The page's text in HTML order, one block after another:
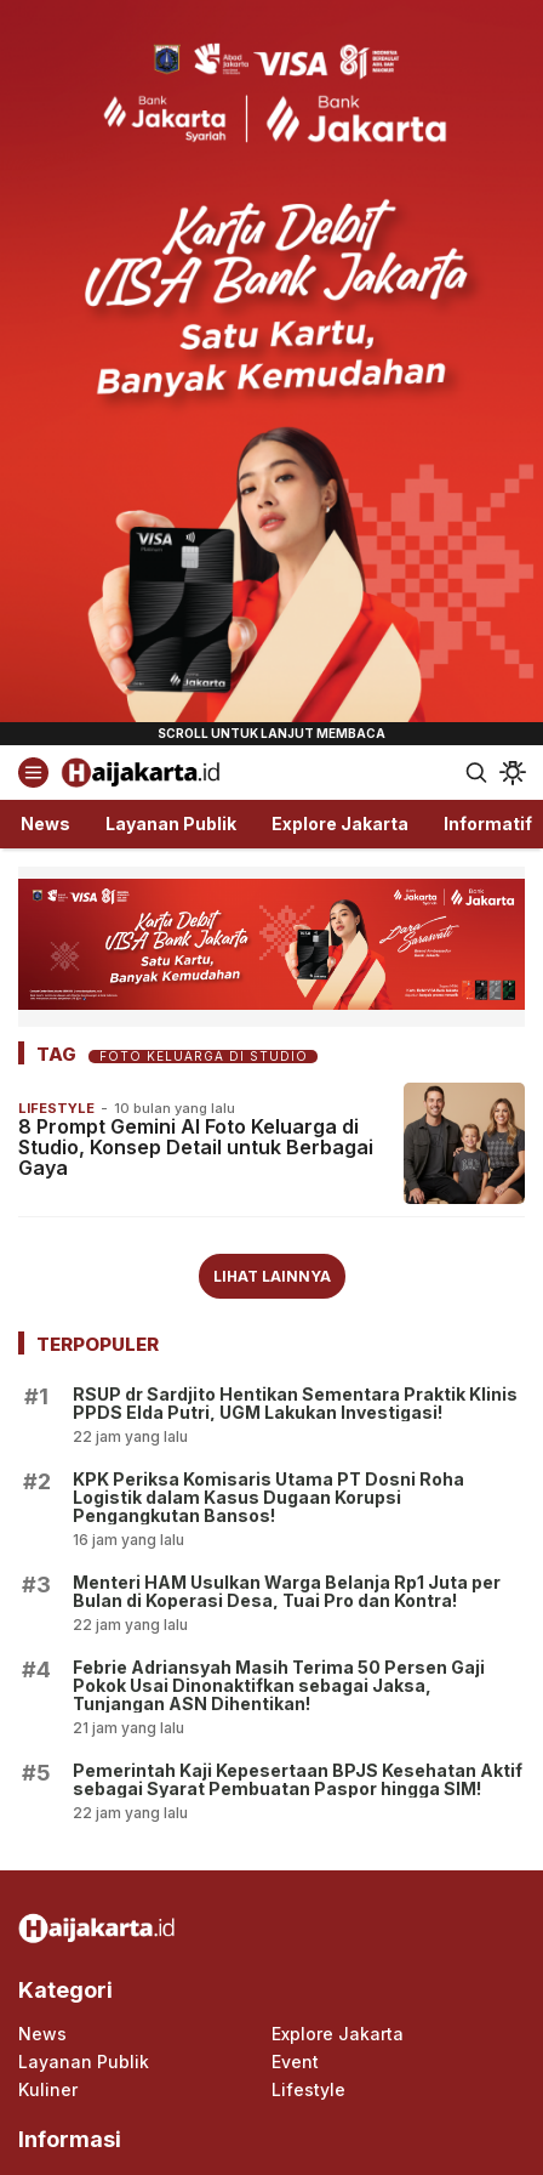
Haijakarta.id
Semua Tentang Jakarta Ada Disini!
News Layanan Publik Explore Jakarta Informatif
TAG FOTO KELUARGA DI STUDIO
LIFESTYLE - 10 bulan yang lalu
8 Prompt Gemini AI Foto Keluarga di
Studio, Konsep Detail untuk Berbagai
Gaya
LIHAT LAINNYA
TERPOPULER
#1
RSUP dr Sardjito Hentikan Sementara Praktik Klinis
PPDS Elda Putri, UGM Lakukan Investigasi!
22 jam yang lalu
#2
KPK Periksa Komisaris Utama PT Dosni Roha
Logistik dalam Kasus Dugaan Korupsi
Pengangkutan Bansos!
16 jam yang lalu
#3
Menteri HAM Usulkan Warga Belanja Rp1 Juta per
Bulan di Koperasi Desa, Tuai Pro dan Kontra!
22 jam yang lalu
#4
Febrie Adriansyah Masih Terima 50 Persen Gaji
Pokok Usai Dinonaktifkan sebagai Jaksa,
Tunjangan ASN Dihentikan!
21 jam yang lalu
#5
Pemerintah Kaji Kepesertaan BPJS Kesehatan Aktif
sebagai Syarat Pembuatan Paspor hingga SIM!
22 jam yang lalu
Kategori
News
Explore Jakarta
Layanan Publik
Event
Kuliner
Lifestyle
Informasi